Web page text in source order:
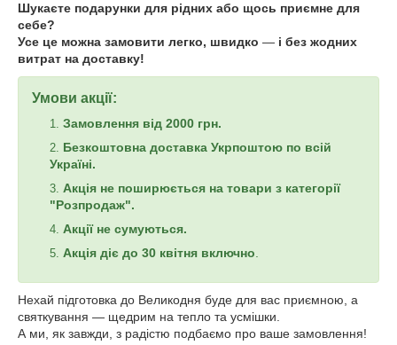
Шукаєте подарунки для рідних або щось приємне для
себе?
Усе це можна замовити легко, швидко — і без жодних
витрат на доставку!
Умови акції:
Замовлення від 2000 грн.
Безкоштовна доставка Укрпоштою по всій
Україні.
Акція не поширюється на товари з категорії
"Розпродаж".
Акції не сумуються.
Акція діє до 30 квітня включно.
Нехай підготовка до Великодня буде для вас приємною, а
святкування — щедрим на тепло та усмішки.
А ми, як завжди, з радістю подбаємо про ваше замовлення!